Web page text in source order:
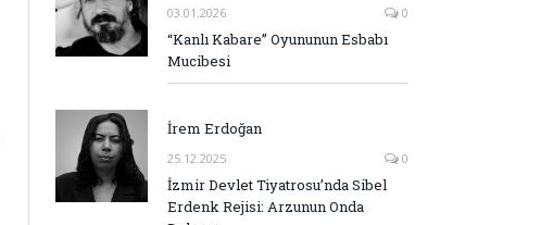
03.01.2026 0
“Kanlı Kabare” Oyununun Esbabı
Mucibesi
İrem Erdoğan
25.12.2025 0
İzmir Devlet Tiyatrosu’nda Sibel
Erdenk Rejisi: Arzunun Onda